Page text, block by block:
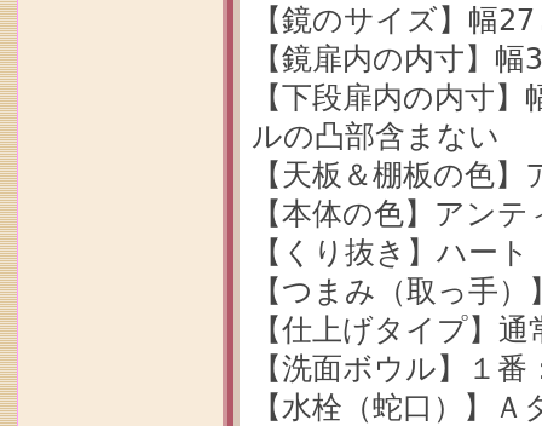
【鏡のサイズ】幅
【鏡扉内の内寸】
【下段扉内の内寸
ルの凸部含まない
【天板＆棚板の色
【本体の色】アン
【くり抜き】ハート
【つまみ（取っ手
【仕上げタイプ】
【洗面ボウル】１
【水栓（蛇口）】